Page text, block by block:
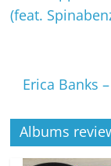
(feat.
Erica Banks
Albums